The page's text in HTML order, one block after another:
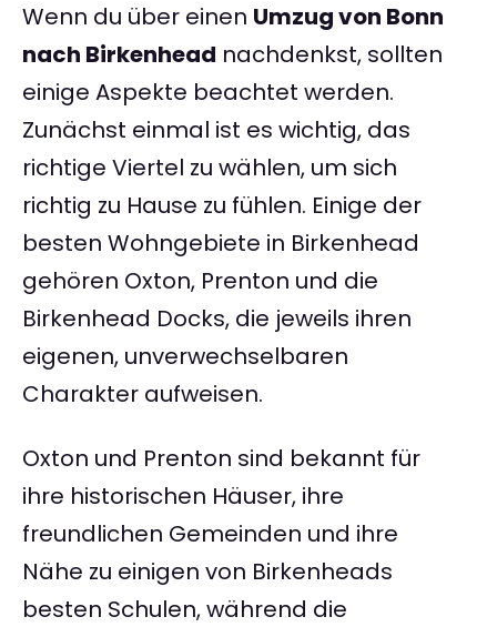
Wenn du über einen Umzug von Bonn
nach Birkenhead nachdenkst, sollten
einige Aspekte beachtet werden.
Zunächst einmal ist es wichtig, das
richtige Viertel zu wählen, um sich
richtig zu Hause zu fühlen. Einige der
besten Wohngebiete in Birkenhead
gehören Oxton, Prenton und die
Birkenhead Docks, die jeweils ihren
eigenen, unverwechselbaren
Charakter aufweisen.
Oxton und Prenton sind bekannt für
ihre historischen Häuser, ihre
freundlichen Gemeinden und ihre
Nähe zu einigen von Birkenheads
besten Schulen, während die